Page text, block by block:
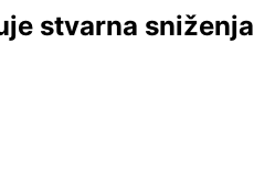
stvarna sniženja